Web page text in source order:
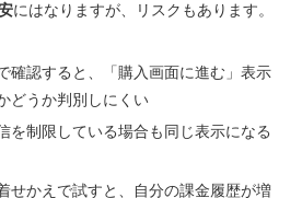
にはなりますが、リスクもあります。
確認すると、「購入画面に進む」表示
どうか判別しにくい
を制限している場合も同じ表示になる
せかえで試すと、自分の課金履歴が増